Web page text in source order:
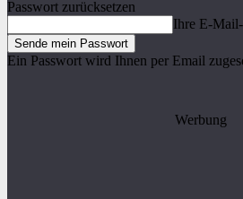
Passwort zurücksetzen
Ihre E-
Ein Passwort wird Ihnen per Email
Werbung